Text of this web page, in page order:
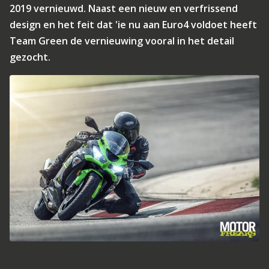
2019 vernieuwd. Naast een nieuw en verfrissend
design en het feit dat 'ie nu aan Euro4 voldoet heeft
Team Green de vernieuwing vooral in het detail
gezocht.